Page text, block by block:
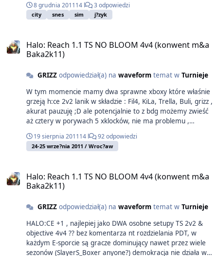
8 grudnia 201114 l 3 odpowiedzi
city snes sim j?zyk
Halo: Reach 1.1 TS NO BLOOM 4v4 (konwent m&a
Baka2k11)
GRIZZodpowiedział(a) na waveformtemat w Turnieje
W tym momencie mamy dwa sprawne xboxy które właśnie
grzeją h:ce 2v2 lanik w składzie : Fil4, KiLa, Trella, Buli, grizz ,
akurat pauzuję ;D ale potencjalnie to z bdg możemy zwieść
aż cztery w porywach 5 xklocków, nie ma problemu ,
info) Pozdro
19 sierpnia 201114 l 92 odpowiedzi
24-25 wrze?nia 2011 / Wroc?aw
Halo: Reach 1.1 TS NO BLOOM 4v4 (konwent m&a
Baka2k11)
GRIZZodpowiedział(a) na waveformtemat w Turnieje
HALO:CE +1 , najlepiej jako DWA osobne setupy TS 2v2 &
objective 4v4 ?? bez komentarza nt rozdzielania PDT, w
każdym E-sporcie są gracze dominujący nawet przez wiele
sezonów (SlayerS_Boxer anyone?) demokracja nie działa w